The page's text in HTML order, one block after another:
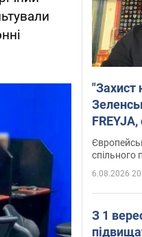
"Захист
FREYJA,
спільного
6.08.2026
З 1